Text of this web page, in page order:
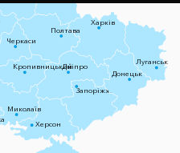
Дніпро
Кропивницький
Харків
Полтава
Черкаси
Запоріжжя
Херсон
Донецьк
Луганськ
Миколаїв